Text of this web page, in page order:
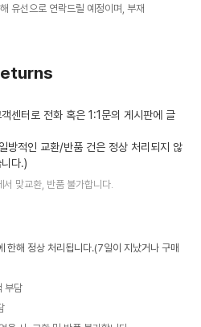
유선으로 연락드릴 예정이며, 부재
센터로 전화 혹은 1:1문의 게시판에 글
방적인 교환/반품 건은 정상 처리되지 않
다.)
맞교환, 반품 불가합니다.
한해 정상 처리됩니다.(7일이 지났거나 구매
부담